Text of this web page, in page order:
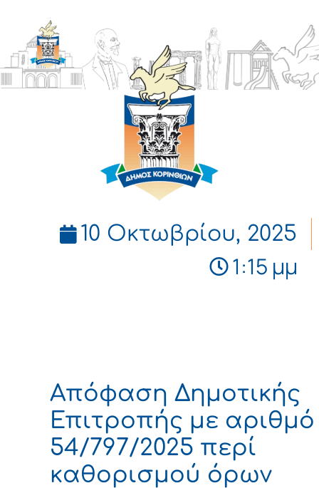
ΔΗΜΟΣ
ΚΟΡΙΝΘΙΩΝ
10 Οκτωβρίου, 2025
1:15 μμ
Απόφαση Δημοτικής
Επιτροπής με αριθμό
54/797/2025 περί
καθορισμού όρων